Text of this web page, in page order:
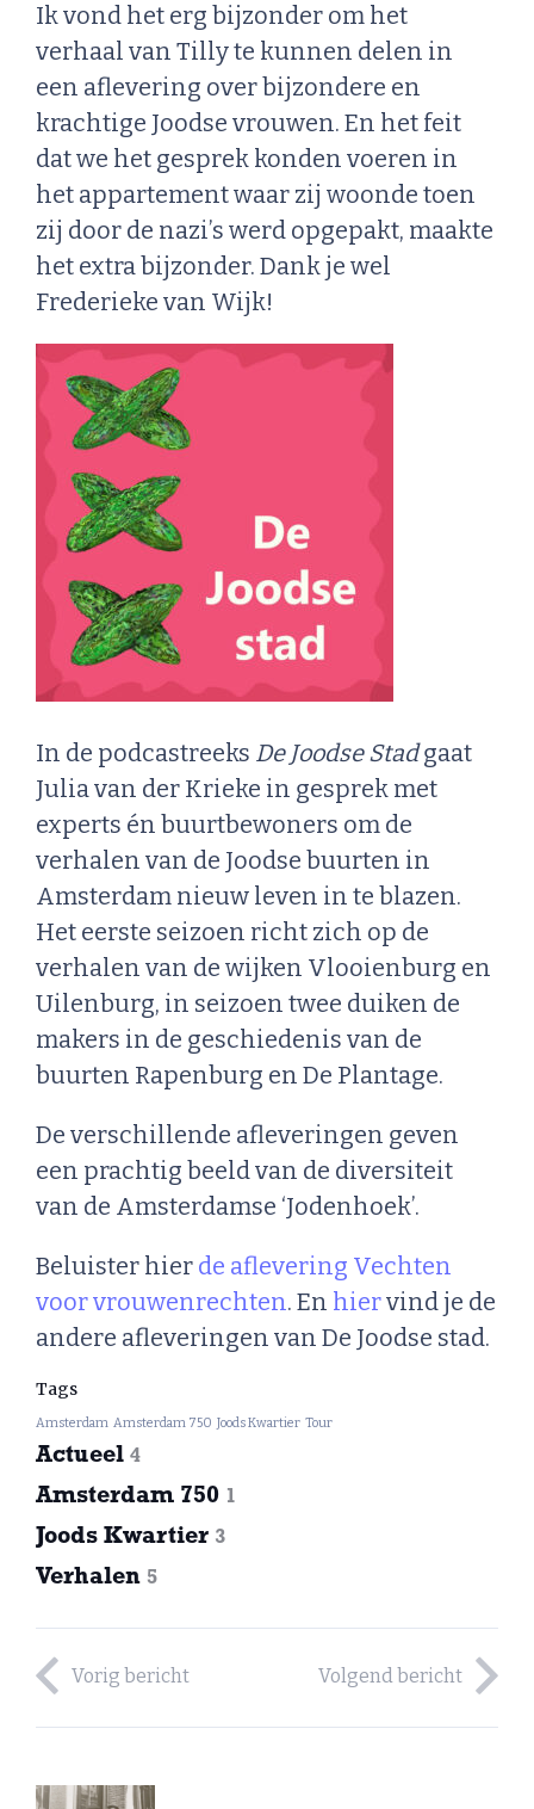
Ik vond het erg bijzonder om het
verhaal van Tilly te kunnen delen in
een aflevering over bijzondere en
krachtige Joodse vrouwen. En het feit
dat we het gesprek konden voeren in
het appartement waar zij woonde toen
zij door de nazi’s werd opgepakt, maakte
het extra bijzonder. Dank je wel
Frederieke van Wijk!
In de podcastreeks De Joodse Stadgaat
Julia van der Krieke in gesprek met
experts én buurtbewoners om de
verhalen van de Joodse buurten in
Amsterdam nieuw leven in te blazen.
Het eerste seizoen richt zich op de
verhalen van de wijken Vlooienburg en
Uilenburg, in seizoen twee duiken de
makers in de geschiedenis van de
buurten Rapenburg en De Plantage.
De verschillende afleveringen geven
een prachtig beeld van de diversiteit
van de Amsterdamse ‘Jodenhoek’.
Beluister hier de aflevering Vechten
voor vrouwenrechten. En hiervind je de
andere afleveringen van De Joodse stad.
Tags
Amsterdam Amsterdam 750 Joods Kwartier Tour
Actueel 4
Amsterdam 750 1
Joods Kwartier 3
Verhalen 5
Vorig bericht Volgend bericht